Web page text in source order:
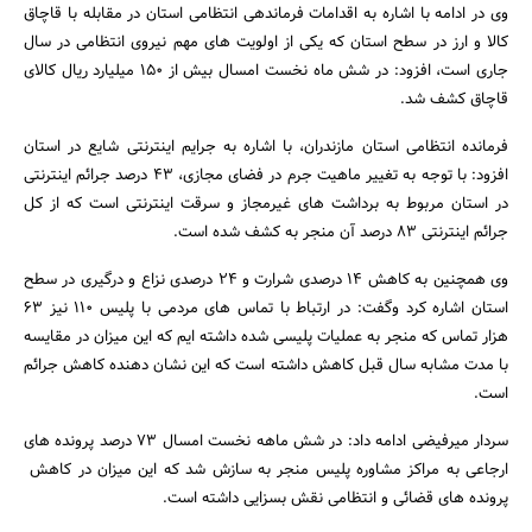
وی در ادامه با اشاره به اقدامات فرماندهی انتظامی استان در مقابله با قاچاق
کالا و ارز در سطح استان که یکی از اولویت های مهم نیروی انتظامی در سال
جاری است، افزود: در شش ماه نخست امسال بیش از 150 میلیارد ریال کالای
قاچاق کشف شد.
فرمانده انتظامی استان مازندران، با اشاره به جرایم اینترنتی شایع در استان
افزود: با توجه به تغییر ماهیت جرم در فضای مجازی، 43 درصد جرائم اینترنتی
در استان مربوط به برداشت های غیرمجاز و سرقت اینترنتی است که از کل
جرائم اینترنتی 83 درصد آن منجر به کشف شده است.
وی همچنین به کاهش 14 درصدی شرارت و 24 درصدی نزاع و درگیری در سطح
استان اشاره کرد وگفت: در ارتباط با تماس های مردمی با پلیس 110 نیز 63
هزار تماس که منجر به عملیات پلیسی شده داشته ایم که این میزان در مقایسه
با مدت مشابه سال قبل کاهش داشته است که این نشان دهنده کاهش جرائم
است.
سردار میرفیضی ادامه داد: در شش ماهه نخست امسال 73 درصد پرونده های
ارجاعی به مراکز مشاوره پلیس منجر به سازش شد که این میزان در کاهش
پرونده های قضائی و انتظامی نقش بسزایی داشته است.